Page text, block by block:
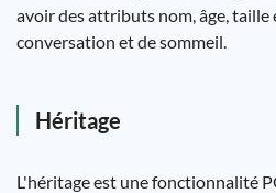
avoir des attributs nom, âge, taille
conversation et de sommeil.
Héritage
L'héritage est une fonctionnalité